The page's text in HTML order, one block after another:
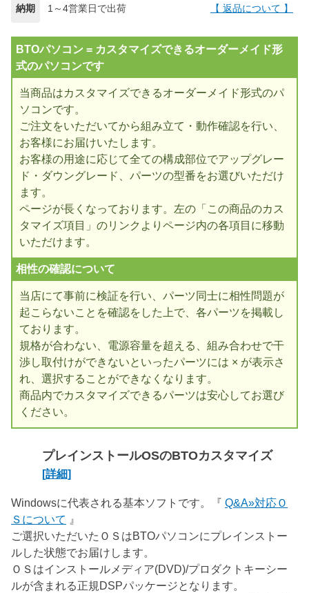
納期 1～4営業日で出荷 【 返品について 】
BTOパソコン = カスタマイズできるオーダーメイド形
式のパソコンです
当商品はカスタマイズできるオーダーメイド形式のパ
ソコンです。
ご注文をいただいてから組み立て・動作確認を行い、
お客様にお届けいたします。
お客様の用途に応じて全ての構成部位でアップグレー
ド・ダウングレード、パーツの型番をお選びいただけ
ます。
ページが長くなっております。左の「この商品のカス
タマイズ項目」のリンクよりページ内の各項目に移動
いただけます。
相性の確認について
当店にて事前に検証を行い、パーツ同士に相性問題が
起こらないことを確認をした上で、各パーツを掲載し
ております。
規格が合わない、電源容量を超える、組み合わせで干
渉し取付けができないといったパーツには × が表示さ
れ、選択することができなくなります。
商品内でカスタマイズできるパーツは安心してお選び
ください。
プレインストールOSのBTOカスタマイズ
[詳細]
Windowsに代表される基本ソフトです。『 Q&A»対応Ｏ
Ｓについて 』
ご選択いただいたＯＳはBTOパソコンにプレインストー
ルした状態でお届けします。
ＯＳはインストールメディア(DVD)/プロダクトキーシー
ルが含まれる正規DSPパッケージとなります。